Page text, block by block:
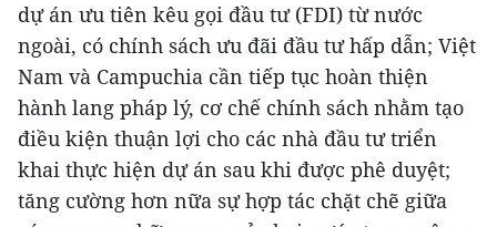
dự án ưu tiên kêu gọi đầu tư (FDI) từ nước
ngoài, có chính sách ưu đãi đầu tư hấp dẫn; Việt
Nam và Campuchia cần tiếp tục hoàn thiện
hành lang pháp lý, cơ chế chính sách nhằm tạo
điều kiện thuận lợi cho các nhà đầu tư triển
khai thực hiện dự án sau khi được phê duyệt;
tăng cường hơn nữa sự hợp tác chặt chẽ giữa